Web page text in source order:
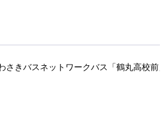
さきバスネットワークバス「鶴丸高校前